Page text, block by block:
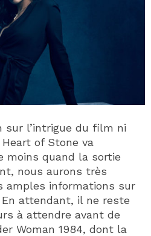
sur l’intrigue du film ni
of Stone va
moins quand la sortie
nous aurons très
amples informations sur
attendant, il ne reste
à attendre avant de
Woman 1984, dont la